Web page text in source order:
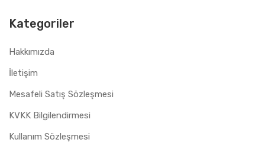
Kategoriler
Hakkımızda
İletişim
Mesafeli Satış Sözleşmesi
KVKK Bilgilendirmesi
Kullanım Sözleşmesi